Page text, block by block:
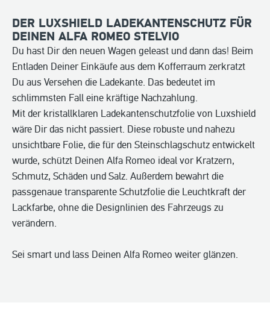
DER LUXSHIELD LADEKANTENSCHUTZ FÜR
DEINEN ALFA ROMEO STELVIO
Du hast Dir den neuen Wagen geleast und dann das! Beim
Entladen Deiner Einkäufe aus dem Kofferraum zerkratzt
Du aus Versehen die Ladekante. Das bedeutet im
schlimmsten Fall eine kräftige Nachzahlung.
Mit der kristallklaren Ladekantenschutzfolie von Luxshield
wäre Dir das nicht passiert. Diese robuste und nahezu
unsichtbare Folie, die für den Steinschlagschutz entwickelt
wurde, schützt Deinen Alfa Romeo ideal vor Kratzern,
Schmutz, Schäden und Salz. Außerdem bewahrt die
passgenaue transparente Schutzfolie die Leuchtkraft der
Lackfarbe, ohne die Designlinien des Fahrzeugs zu
verändern.
Sei smart und lass Deinen Alfa Romeo weiter glänzen.